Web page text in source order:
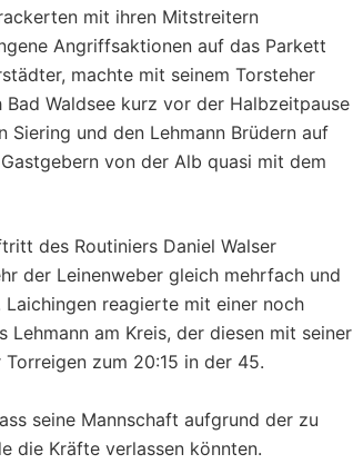
mit ihren Mitstreitern
Angriffsaktionen auf das Parkett
machte mit seinem Torsteher
Waldsee kurz vor der Halbzeitpause
Siering und den Lehmann Brüdern auf
von der Alb quasi mit dem
des Routiniers Daniel Walser
der Leinenweber gleich mehrfach und
Laichingen reagierte mit einer noch
am Kreis, der diesen mit seiner
zum 20:15 in der 45.
seine Mannschaft aufgrund der zu
die Kräfte verlassen könnten.